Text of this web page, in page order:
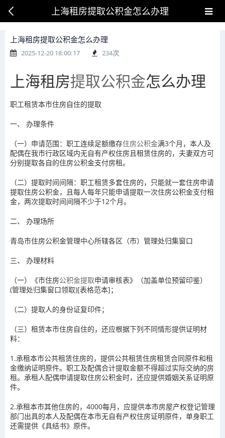
上海租房提取公积金怎么办理
上海租房提取公积金怎么办理
2025-12-20 18:00:17 234次
上海租房提取公积金怎么办理
职工租赁本市住房自住的提取
一、 办理条件
（一）申请范围：职工连续足额缴存住房公积金满3个月，本人及
配偶在我市行政区域内无自有产权住房且租赁住房的，夫妻双方可
分别提取各自的住房公积金支付房租。
（二）提取时间间隔：职工租赁多套住房的，只能就一套住房申请
提取住房公积金，且每人每年只能申请提取一次住房公积金支付租
金，两次提取时间间隔不少于12个月。
二、 办理场所
青岛市住房公积金管理中心所辖各区（市）管理处归集窗口
三、 办理材料
（一）《市住房公积金提取申请审核表》（加盖单位预留印鉴）
(管理处归集窗口领取)[表格范本]；
（二）提取人的身份证复印件；
（三）租赁本市住房自住的，还应根据下列不同情形提供证明材
料：
1.承租本市公共租赁住房的，提供公共租赁住房租赁合同原件和租
金缴纳证明原件。职工及配偶合计提取金额不得超过实际交纳的房
租。承租人配偶申请提取住房公积金时，还应提供婚姻关系证明原
件。
2.承租本市其他住房的，4000每月，应提供本市房屋产权登记管理
部门出具的本人及配偶在本市无自有产权住房证明原件，单身职工
还需提供《具结书》原件。